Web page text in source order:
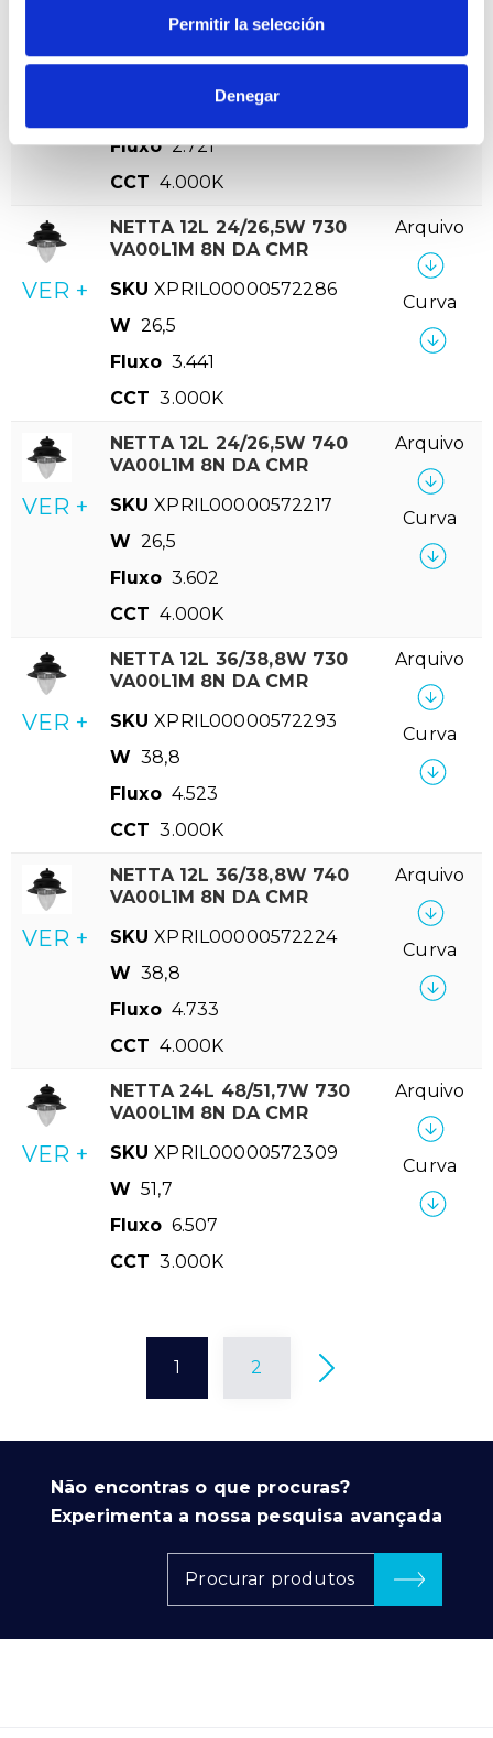
Permitir la selección
Denegar
VER +
NETTA 12L 18/18,8W 740
VA00L1M 8N DA CMR
Fluxo 2.721
CCT 4.000K
VER +
NETTA 12L 24/26,5W 730
VA00L1M 8N DA CMR
SKU XPRIL00000572286
W 26,5
Fluxo 3.441
CCT 3.000K
Arquivo
Curva
VER +
NETTA 12L 24/26,5W 740
VA00L1M 8N DA CMR
SKU XPRIL00000572217
W 26,5
Fluxo 3.602
CCT 4.000K
Arquivo
Curva
VER +
NETTA 12L 36/38,8W 730
VA00L1M 8N DA CMR
SKU XPRIL00000572293
W 38,8
Fluxo 4.523
CCT 3.000K
Arquivo
Curva
VER +
NETTA 12L 36/38,8W 740
VA00L1M 8N DA CMR
SKU XPRIL00000572224
W 38,8
Fluxo 4.733
CCT 4.000K
Arquivo
Curva
VER +
NETTA 24L 48/51,7W 730
VA00L1M 8N DA CMR
SKU XPRIL00000572309
W 51,7
Fluxo 6.507
CCT 3.000K
Arquivo
Curva
1 2
Não encontras o que procuras?
Experimenta a nossa pesquisa avançada
Procurar produtos